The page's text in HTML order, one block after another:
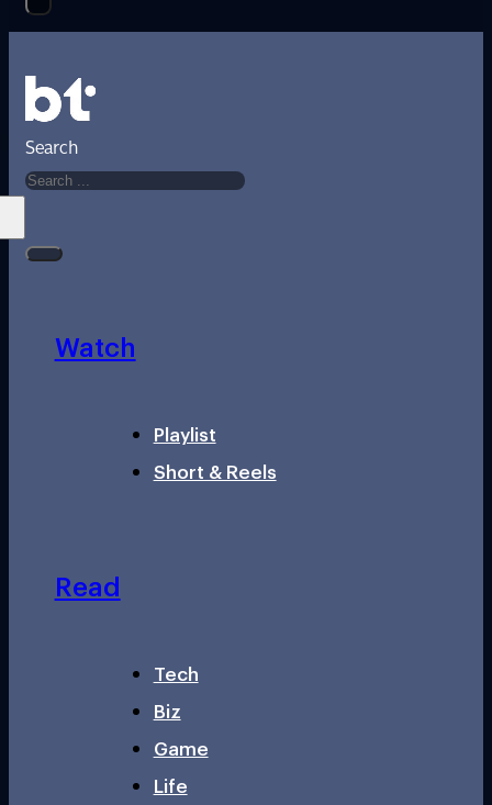
Search
Watch
Playlist
Short & Reels
Read
Tech
Biz
Game
Life